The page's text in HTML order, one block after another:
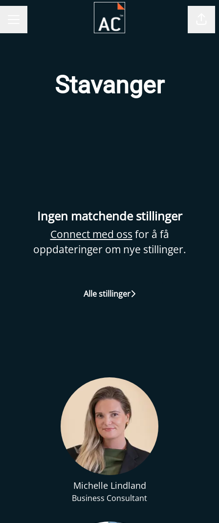
Stavanger
Ingen matchende stillinger
Connect med oss for å få
oppdateringer om nye stillinger.
Alle stillinger
Michelle Lindland
Business Consultant